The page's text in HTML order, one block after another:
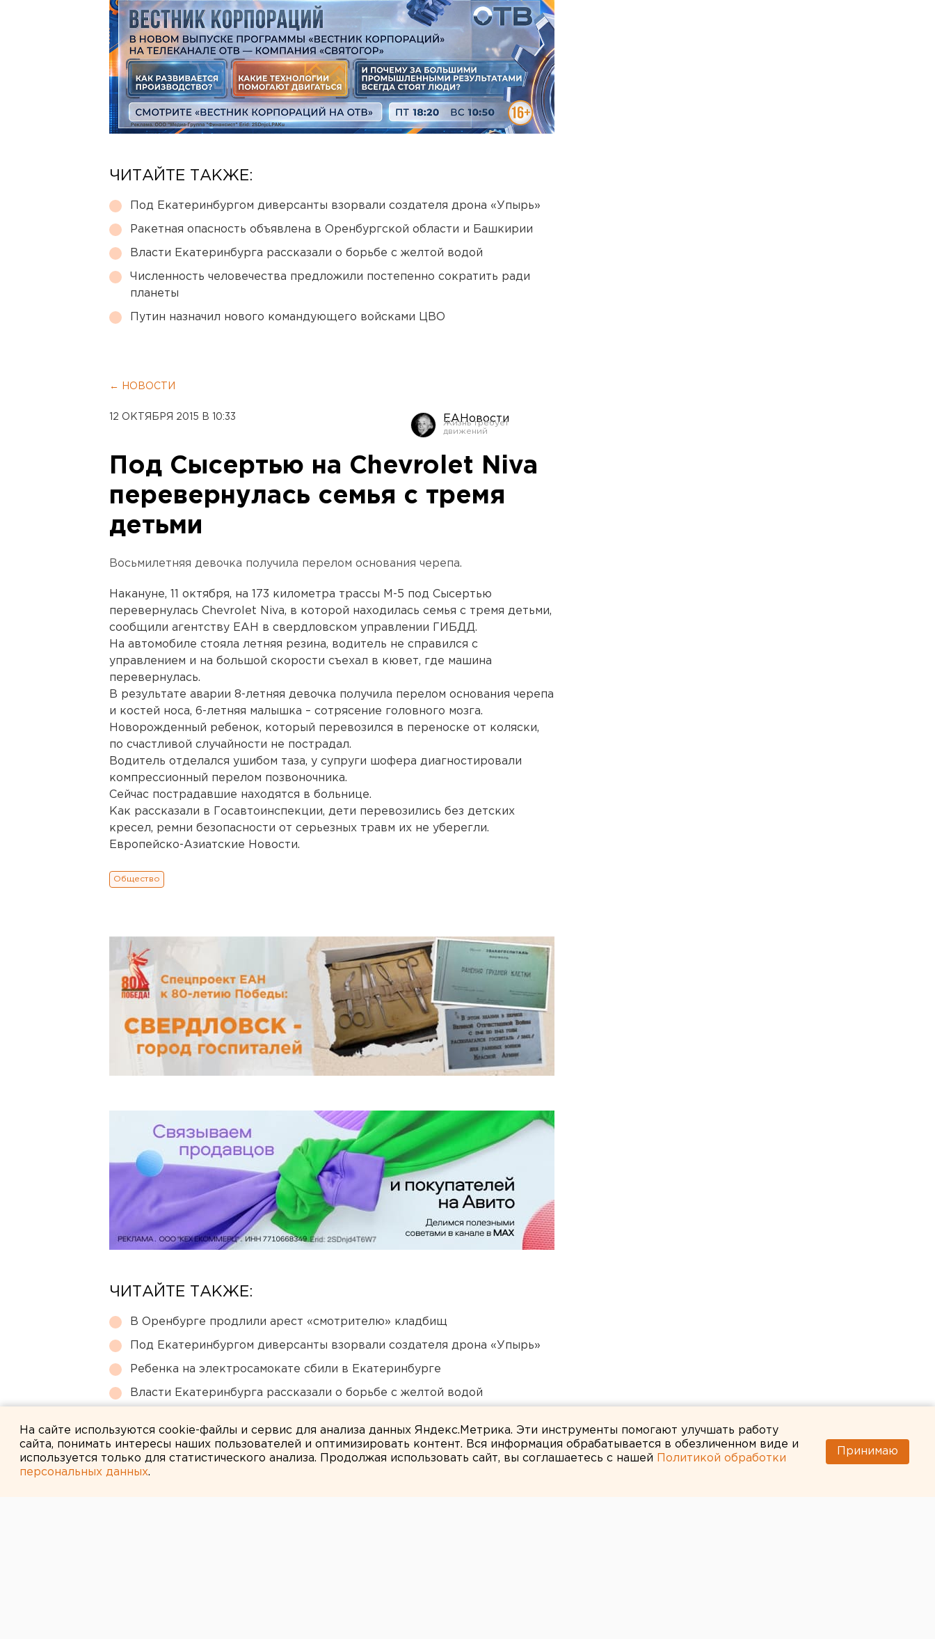
ЧИТАЙТЕ ТАКЖЕ:
Под Екатеринбургом диверсанты взорвали создателя дрона «Упырь»
Ракетная опасность объявлена в Оренбургской области и Башкирии
Власти Екатеринбурга рассказали о борьбе с желтой водой
Численность человечества предложили постепенно сократить ради
планеты
Путин назначил нового командующего войсками ЦВО
← НОВОСТИ
12 ОКТЯБРЯ 2015 В 10:33 ЕАНовости
Под Сысертью на Chevrolet Niva
перевернулась семья с тремя
детьми
Восьмилетняя девочка получила перелом основания черепа.
Накануне, 11 октября, на 173 километра трассы М-5 под Сысертью
перевернулась Chevrolet Niva, в которой находилась семья с тремя детьми,
сообщили агентству ЕАН в свердловском управлении ГИБДД.
На автомобиле стояла летняя резина, водитель не справился с
управлением и на большой скорости съехал в кювет, где машина
перевернулась.
В результате аварии 8-летняя девочка получила перелом основания черепа
и костей носа, 6-летняя малышка – сотрясение головного мозга.
Новорожденный ребенок, который перевозился в переноске от коляски,
по счастливой случайности не пострадал.
Водитель отделался ушибом таза, у супруги шофера диагностировали
компрессионный перелом позвоночника.
Сейчас пострадавшие находятся в больнице.
Как рассказали в Госавтоинспекции, дети перевозились без детских
кресел, ремни безопасности от серьезных травм их не уберегли.
Европейско-Азиатские Новости.
Общество
ЧИТАЙТЕ ТАКЖЕ:
В Оренбурге продлили арест «смотрителю» кладбищ
Под Екатеринбургом диверсанты взорвали создателя дрона «Упырь»
Ребенка на электросамокате сбили в Екатеринбурге
Власти Екатеринбурга рассказали о борьбе с желтой водой
На сайте используются cookie-файлы и сервис для анализа данных Яндекс.Метрика. Эти инструменты помогают улучшать работу
сайта, понимать интересы наших пользователей и оптимизировать контент. Вся информация обрабатывается в обезличенном виде и
используется только для статистического анализа. Продолжая использовать сайт, вы соглашаетесь с нашей
Политикой обработки
персональных данных.
Принимаю